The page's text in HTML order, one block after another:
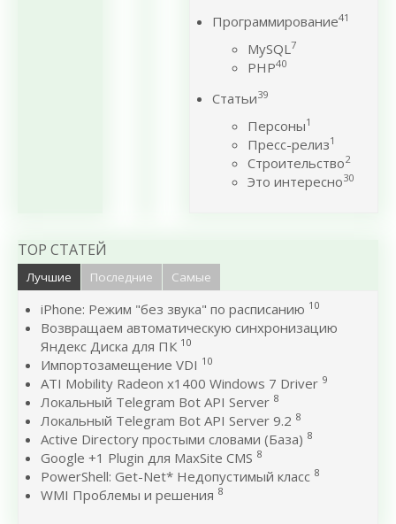
Программирование41
MySQL7
PHP40
Статьи39
Персоны1
Пресс-релиз1
Строительство2
Это интересно30
TOP СТАТЕЙ
Лучшие Последние Самые
iPhone: Режим "без звука" по расписанию 10
Возвращаем автоматическую синхронизацию
Яндекс Диска для ПК 10
Импортозамещение VDI 10
ATI Mobility Radeon x1400 Windows 7 Driver 9
Локальный Telegram Bot API Server 8
Локальный Telegram Bot API Server 9.2 8
Active Directory простыми словами (База) 8
Google +1 Plugin для MaxSite CMS 8
PowerShell: Get-Net* Недопустимый класс 8
WMI Проблемы и решения 8